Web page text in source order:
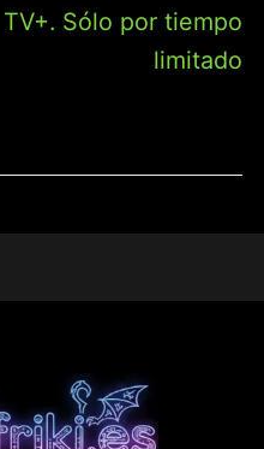
TV+. Sólo por tiempo
limitado